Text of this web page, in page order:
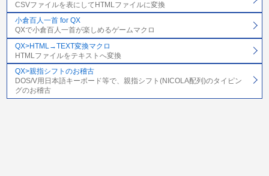
CSVファイルを表にしてHTMLファイルに変換
小倉百人一首 for QX
QXで小倉百人一首が楽しめるゲームマクロ
QX>HTML→TEXT変換マクロ
HTMLファイルをテキストへ変換
QX>親指シフトのお稽古
DOS/V用日本語キーボード等で、親指シフト(NICOLA配列)のタイピン
グのお稽古